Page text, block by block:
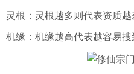
灵根：灵根越多则代表资质越
机缘：机缘越高代表越容易搜